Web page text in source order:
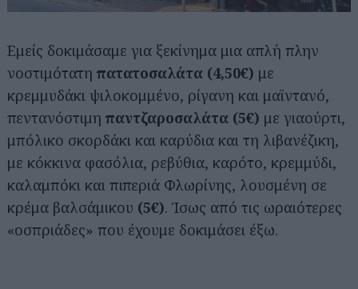
Εμείς δοκιμάσαμε για ξεκίνημα μια απλή πλην
νοστιμότατη πατατοσαλάτα (4,50€) με
κρεμμυδάκι ψιλοκομμένο, ρίγανη και μαϊντανό,
πεντανόστιμη παντζαροσαλάτα (5€) με γιαούρτι,
μπόλικο σκορδάκι και καρύδια και τη λιβανέζικη,
με κόκκινα φασόλια, ρεβύθια, καρότο, κρεμμύδι,
καλαμπόκι και πιπεριά Φλωρίνης, λουσμένη σε
κρέμα βαλσάμικου (5€). Ίσως από τις ωραιότερες
«οσπριάδες» που έχουμε δοκιμάσει έξω.